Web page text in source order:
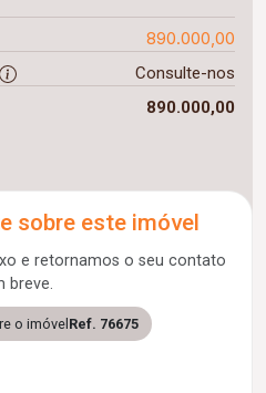
890.000,00
Consulte-nos
890.000,00
sobre este imóvel
e retornamos o seu contato
breve.
o imóvel Ref. 76675